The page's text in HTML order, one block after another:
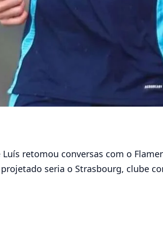
retomou conversas com o
seria o Strasbourg, clube